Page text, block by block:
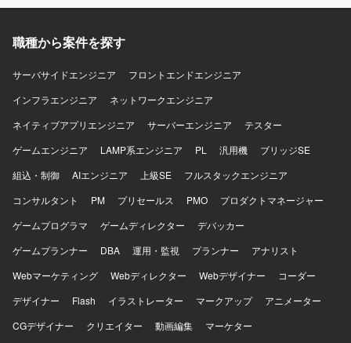
ションです。 【開発環境】 AWS Organizations、
CloudFormation、GitHub、GitHub Actions等を利用したク
Fargateを用いたコンテナ基盤設計、Aurora PostgreSQLや
っていただきます。また、WAFやGuardDuty、Security
TerraformやAWS CDKによるIaC実装、GitHub Actionsや
のCI/CDパイプライン構築も担当いただきます。さらに、オ
フィスネットワークとクラウドを接続するクラウド側ネッ
トワーク設定や、障害対応、バックアップおよびリスト
ア、権限、コスト監視などの運用設計も行っていただきま
用設計まで一人で完結できる自走力をお持ちの方を求めて
おります。セキュリティ、可用性、コストのトレードオフ
間を橋渡しできるコミュニケーション力を発揮いただける
方を想定しております。オンプレミス資産の制約を理解し
つつ、AWSマネージドサービスへ適切に置き換える設計判
断力をお持ちの方にマッチするポジションです。 【ポジシ
ティが求められる基盤を、AWSマネージドサービスを中心
にゼロから設計し構築していく経験を積むことができま
職種から案件を探す
サーバサイドエンジニア
フロントエンドエンジニア
インフラエンジニア
ネットワークエンジニア
ネイティブアプリエンジニア
サーバーエンジニア
テスター
ゲームエンジニア
LAMP系エンジニア PL 汎用機
ブリッジSE
組込・制御
AIエンジニア 上級SE
フルスタックエンジニア
コンサルタント
PM プリセールス PMO
プロダクトマネージャー
ゲームプログラマ
ゲームディレクター
デバッカー
ゲームプランナー
DBA 運用・監視 プランナー
アナリスト
Webマーケティング
Webディレクター Webデザイナー
コーダー
デザイナー
Flash イラストレーター マークアップ
アニメーター
CGデザイナー
クリエイター 動画編集
マーケター